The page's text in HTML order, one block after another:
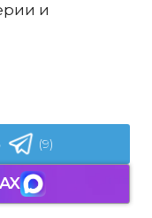
и
(9)